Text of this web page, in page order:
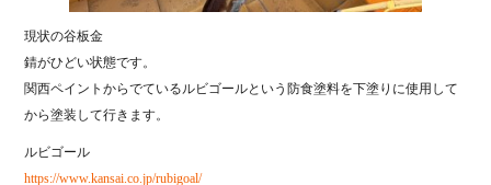
現状の谷板金
錆がひどい状態です。
関西ペイントからでているルビゴールという防食塗料を下塗りに使用して
から塗装して行きます。
ルビゴール
https://www.kansai.co.jp/rubigoal/